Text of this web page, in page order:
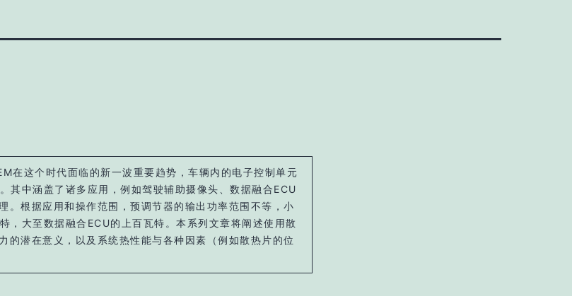
在这个时代面临的新一波重要趋势，车辆内的电子控制单元
其中涵盖了诸多应用，例如驾驶辅助摄像头、数据融合ECU
。根据应用和操作范围，预调节器的输出功率范围不等，小
，大至数据融合ECU的上百瓦特。本系列文章将阐述使用散
的潜在意义，以及系统热性能与各种因素（例如散热片的位